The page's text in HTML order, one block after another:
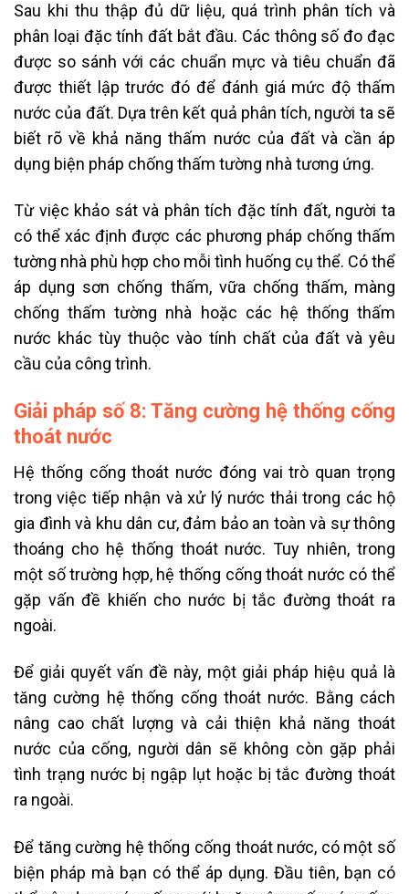
Sau khi thu thập đủ dữ liệu, quá trình phân tích và
phân loại đặc tính đất bắt đầu. Các thông số đo đạc
được so sánh với các chuẩn mực và tiêu chuẩn đã
được thiết lập trước đó để đánh giá mức độ thấm
nước của đất. Dựa trên kết quả phân tích, người ta sẽ
biết rõ về khả năng thấm nước của đất và cần áp
dụng biện pháp chống thấm tường nhà tương ứng.
Từ việc khảo sát và phân tích đặc tính đất, người ta
có thể xác định được các phương pháp chống thấm
tường nhà phù hợp cho mỗi tình huống cụ thể. Có thể
áp dụng sơn chống thấm, vữa chống thấm, màng
chống thấm tường nhà hoặc các hệ thống thấm
nước khác tùy thuộc vào tính chất của đất và yêu
cầu của công trình.
Giải pháp số 8: Tăng cường hệ thống cống
thoát nước
Hệ thống cống thoát nước đóng vai trò quan trọng
trong việc tiếp nhận và xử lý nước thải trong các hộ
gia đình và khu dân cư, đảm bảo an toàn và sự thông
thoáng cho hệ thống thoát nước. Tuy nhiên, trong
một số trường hợp, hệ thống cống thoát nước có thể
gặp vấn đề khiến cho nước bị tắc đường thoát ra
ngoài.
Để giải quyết vấn đề này, một giải pháp hiệu quả là
tăng cường hệ thống cống thoát nước. Bằng cách
nâng cao chất lượng và cải thiện khả năng thoát
nước của cống, người dân sẽ không còn gặp phải
tình trạng nước bị ngập lụt hoặc bị tắc đường thoát
ra ngoài.
Để tăng cường hệ thống cống thoát nước, có một số
biện pháp mà bạn có thể áp dụng. Đầu tiên, bạn có